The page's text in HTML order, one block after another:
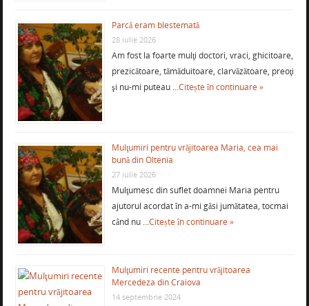
Parcă eram blestemată
28 iulie 2026
Am fost la foarte mulţi doctori, vraci, ghicitoare,
prezicătoare, tămăduitoare, clarvăzătoare, preoţi
şi nu-mi puteau …Citește în continuare »
Mulţumiri pentru vrăjitoarea Maria, cea mai
bună din Oltenia
27 iulie 2026
Mulţumesc din suflet doamnei Maria pentru
ajutorul acordat în a-mi găsi jumătatea, tocmai
când nu …Citește în continuare »
Mulţumiri recente pentru vrăjitoarea
Mercedeza din Craiova
14 septembrie 2024